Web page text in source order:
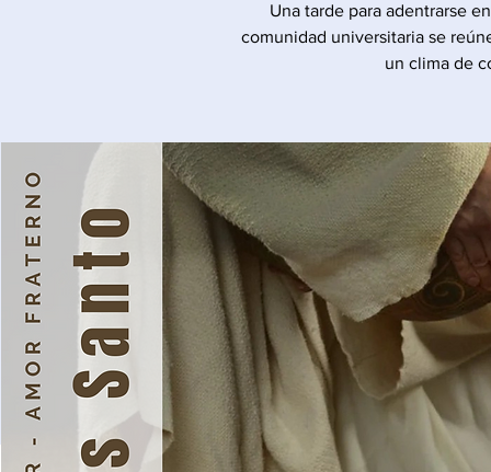
Una tarde para adentrarse
comunidad universitaria se
un clima de